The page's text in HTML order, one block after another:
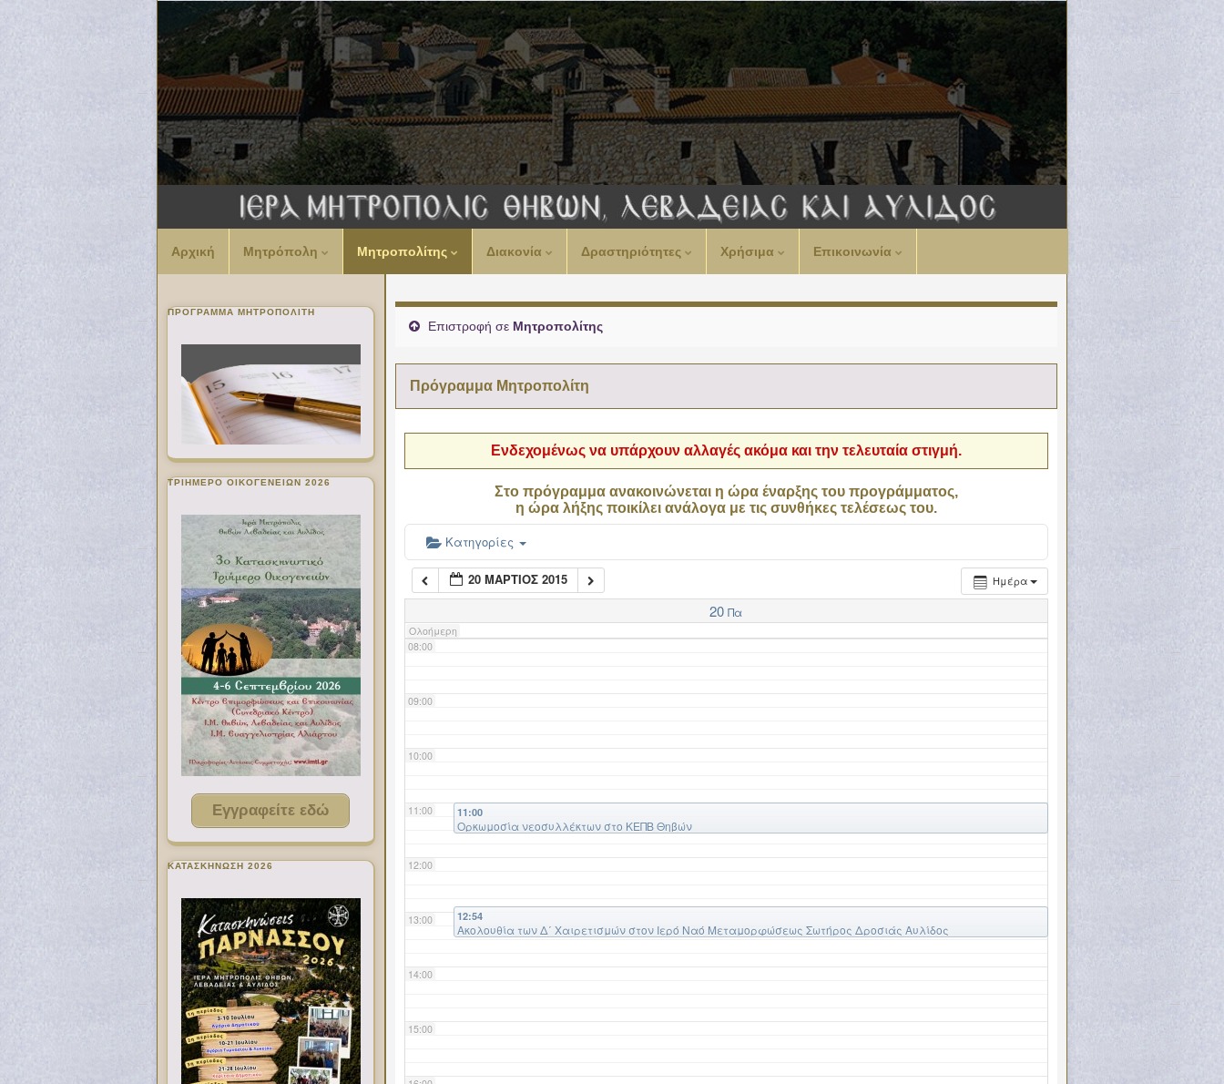
Αρχική Μητρόπολη Μητροπολίτης Διακονία Δραστηριότητες Χρήσιμα Επικοινωνία
Επιστροφή σε Μητροπολίτης
Πρόγραμμα Μητροπολίτη
Ενδεχομένως να υπάρχουν αλλαγές ακόμα και την τελευταία στιγμή.
Στο πρόγραμμα ανακοινώνεται η ώρα έναρξης του προγράμματος,
η ώρα λήξης ποικίλει ανάλογα με τις συνθήκες τελέσεως του.
Κατηγορίες
Ημέρα
20 ΜΆΡΤΙΟΣ 2015
20 Πα
Ολοήμερη
00:00
02:00
06:00
07:00
08:00
09:00
10:00
11:00
12:00
13:00
14:00
15:00
11:00
Ορκωμοσία νεοσυλλέκτων στο ΚΕΠΒ Θηβών
12:54
Ακολουθία των Δ΄ Χαιρετισμών στον Ιερό Ναό Μεταμορφώσεως Σωτήρος Δροσιάς Αυλίδος
ΠΡΌΓΡΑΜΜΑ ΜΗΤΡΟΠΟΛΊΤΗ
ΤΡΙΗΜΕΡΟ ΟΙΚΟΓΕΝΕΙΩΝ 2026
Εγγραφείτε εδώ
ΚΑΤΑΣΚΗΝΩΣΗ 2026